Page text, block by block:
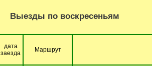
Выезды по воскресеньям
дата
заезда
Маршрут